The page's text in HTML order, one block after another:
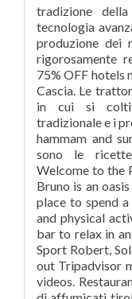
tradizione
tecnologia
produzione dei
rigorosamente
75% OFF hotels
Cascia. Le
in cui si
tradizionale e i
hammam and
sono le
Welcome to the
Bruno is an
place to spend
and physical
bar to relax in
Sport Robert,
out Tripadvisor
videos.